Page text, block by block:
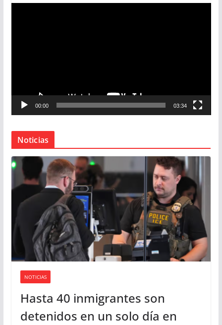
c
r
e
v
00:00 03:34
Noticias
NOTICIAS
Hasta 40 inmigrantes son
detenidos en un solo día en